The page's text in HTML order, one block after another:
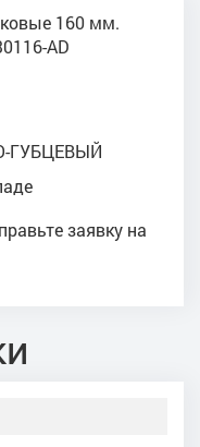
160 мм.
AD
ГУБЦЕВЫЙ
заявку на